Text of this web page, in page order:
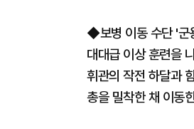
◆보병 이동 수단 '군
대대급 이상 훈련을
휘관의 작전 하달과
총을 밀착한 채 이동